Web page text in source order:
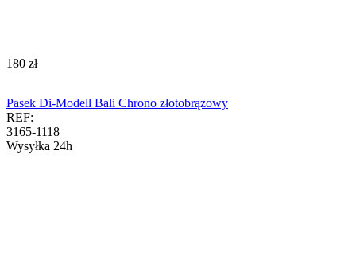
‍180‍ zł
Pasek Di-Modell Bali Chrono złotobrązowy
REF:
3165-1118
Wysyłka 24h